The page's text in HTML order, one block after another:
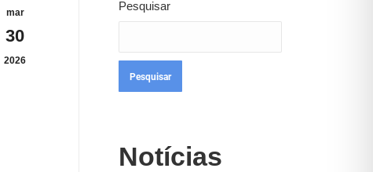
mar
30
2026
Pesquisar
Pesquisar
Notícias